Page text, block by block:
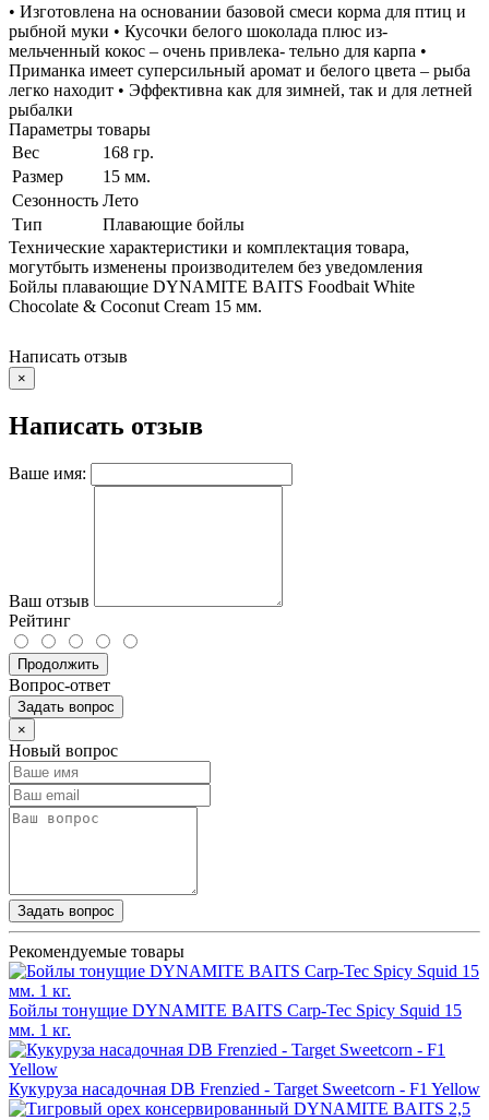
• Изготовлена на основании базовой смеси корма для птиц и
рыбной муки • Кусочки белого шоколада плюс из-
мельченный кокос – очень привлека- тельно для карпа •
Приманка имеет суперсильный аромат и белого цвета – рыба
легко находит • Эффективна как для зимней, так и для летней
рыбалки
Параметры товары
Вес
168 гр.
Размер
15 мм.
Сезонность Лето
Тип
Плавающие бойлы
Технические характеристики и комплектация товара,
могутбыть изменены производителем без уведомления
Бойлы плавающие DYNAMITE BAITS Foodbait White
Chocolate & Coconut Cream 15 мм.
Написать отзыв
×
Написать отзыв
Ваше имя:
Ваш отзыв
Рейтинг
Продолжить
Вопрос-ответ
Задать вопрос
×
Новый вопрос
Задать вопрос
Рекомендуемые товары
Бойлы тонущие DYNAMITE BAITS Carp-Tec Spicy Squid 15
мм. 1 кг.
Кукуруза насадочная DB Frenzied - Target Sweetcorn - F1 Yellow